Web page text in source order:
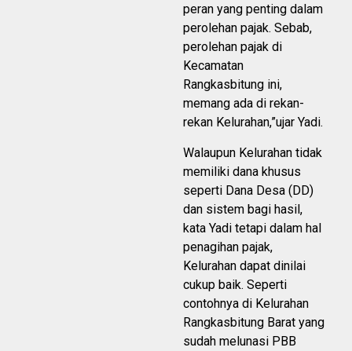
peran yang penting dalam
perolehan pajak. Sebab,
perolehan pajak di
Kecamatan
Rangkasbitung ini,
memang ada di rekan-
rekan Kelurahan,”ujar Yadi.
Walaupun Kelurahan tidak
memiliki dana khusus
seperti Dana Desa (DD)
dan sistem bagi hasil,
kata Yadi tetapi dalam hal
penagihan pajak,
Kelurahan dapat dinilai
cukup baik. Seperti
contohnya di Kelurahan
Rangkasbitung Barat yang
sudah melunasi PBB